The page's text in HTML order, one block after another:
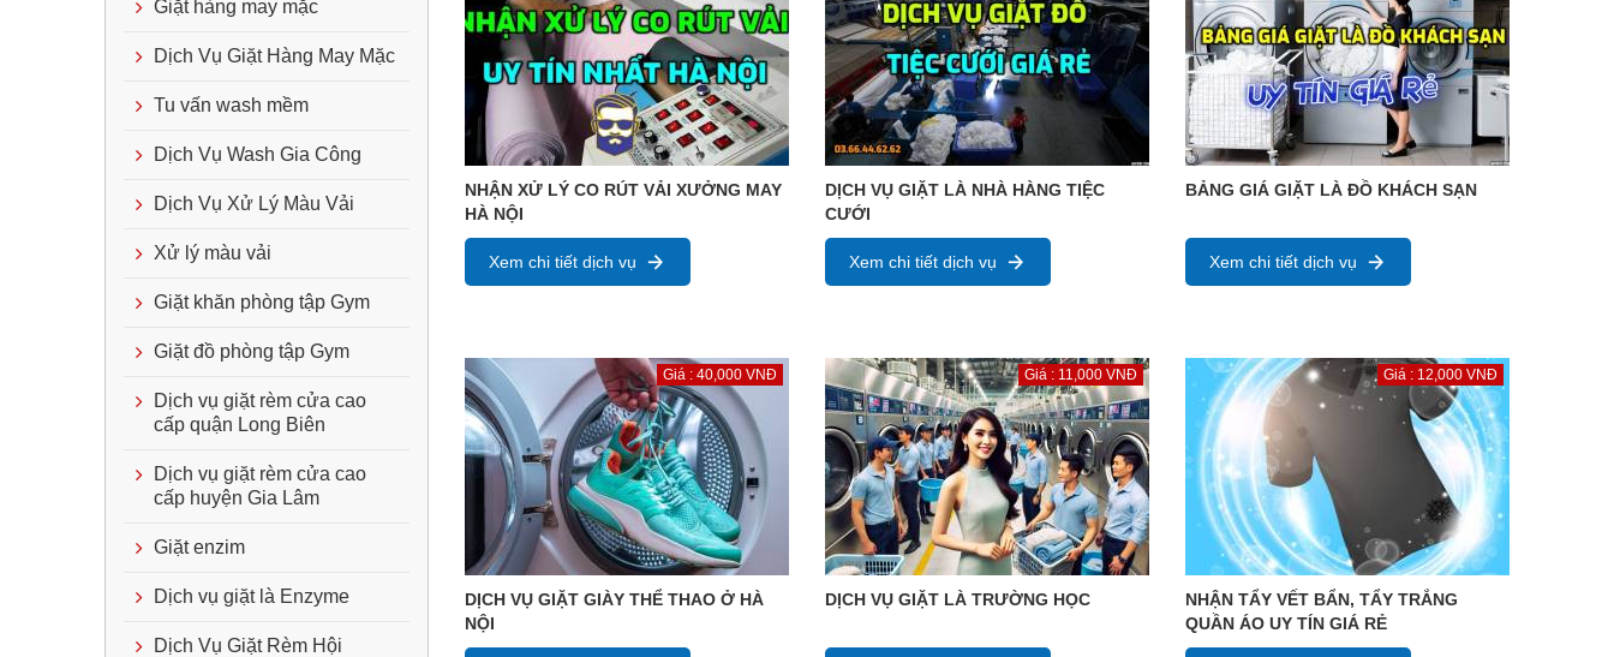
NHẬN XỬ LÝ CO RÚT VẢI XƯỞNG MAY
HÀ NỘI
Xem chi tiết dịch vụ
DỊCH VỤ GIẶT LÀ NHÀ HÀNG TIỆC
CƯỚI
Xem chi tiết dịch vụ
BẢNG GIÁ GIẶT LÀ ĐỒ KHÁCH SẠN
Xem chi tiết dịch vụ
Giá : 40,000 VNĐ
DỊCH VỤ GIẶT GIÀY THỂ THAO Ở HÀ
NỘI
Giá : 11,000 VNĐ
DỊCH VỤ GIẶT LÀ TRƯỜNG HỌC
Giá : 12,000 VNĐ
NHẬN TẨY VẾT BẨN, TẨY TRẮNG
QUẦN ÁO UY TÍN GIÁ RẺ
Giặt hàng may mặc
Dịch Vụ Giặt Hàng May Mặc
Tu vấn wash mềm
Dịch Vụ Wash Gia Công
Dịch Vụ Xử Lý Màu Vải
Xử lý màu vải
Giặt khăn phòng tập Gym
Giặt đồ phòng tập Gym
Dịch vụ giặt rèm cửa cao
cấp quận Long Biên
Dịch vụ giặt rèm cửa cao
cấp huyện Gia Lâm
Giặt enzim
Dịch vụ giặt là Enzyme
Dịch Vụ Giặt Rèm Hội